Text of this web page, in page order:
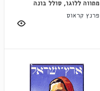
מתווה ללוגו, סולל בונה
פרנץ קראוס